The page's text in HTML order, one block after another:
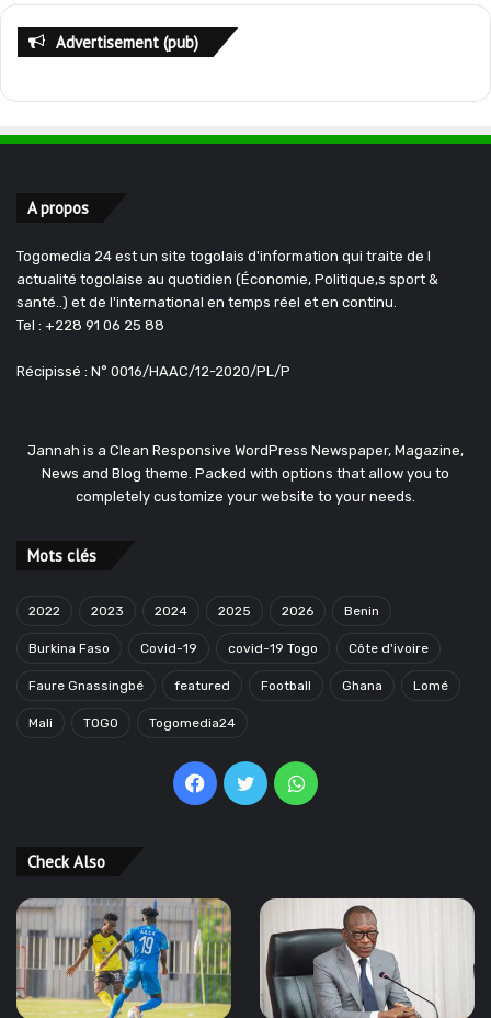
Advertisement (pub)
A propos
Togomedia 24 est un site togolais d'information qui traite de l
actualité togolaise au quotidien (Économie, Politique,s sport &
santé..) et de l'international en temps réel et en continu.
Tel : +228 91 06 25 88
Récipissé : N° 0016/HAAC/12-2020/PL/P
Jannah is a Clean Responsive WordPress Newspaper, Magazine,
News and Blog theme. Packed with options that allow you to
completely customize your website to your needs.
Mots clés
2022 2023 2024 2025 2026 Benin
Burkina Faso Covid-19 covid-19 Togo Côte d'ivoire
Faure Gnassingbé featured Football Ghana Lomé
Mali TOGO Togomedia24
Facebook
TwitterWhatsApp
Check Also